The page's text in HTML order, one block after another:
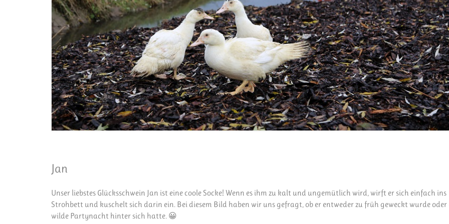
Jan
Unser liebstes Glücksschwein Jan ist eine coole Socke! Wenn es ihm zu kalt und ungemütlich wird, wirft er sich einfach ins
Strohbett und kuschelt sich darin ein. Bei diesem Bild haben wir uns gefragt, ob er entweder zu früh geweckt wurde oder
wilde Partynacht hinter sich hatte. 😀